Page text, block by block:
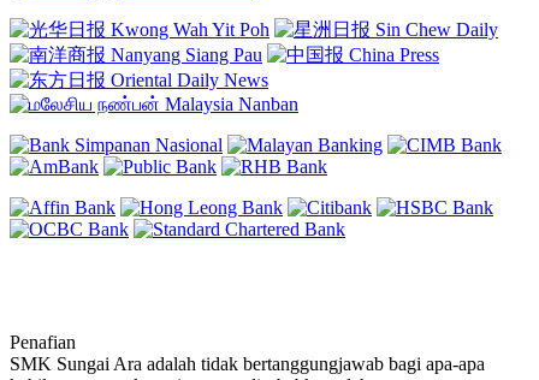
Penafian
SMK Sungai Ara adalah tidak bertanggungjawab bagi apa-apa